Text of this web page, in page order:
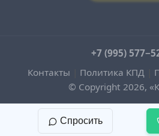
© Copyright 2026,
+7 (995)
Контакты
Политика КПД
Спросить